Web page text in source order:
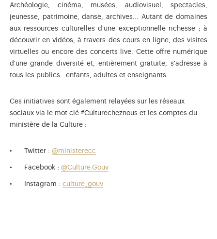
Archéologie, cinéma, musées, audiovisuel, spectacles,
jeunesse, patrimoine, danse, archives... Autant de domaines
aux ressources culturelles d'une exceptionnelle richesse ; à
découvrir en vidéos, à travers des cours en ligne, des visites
virtuelles ou encore des concerts live. Cette offre numérique
d'une grande diversité et, entièrement gratuite, s'adresse à
tous les publics : enfants, adultes et enseignants.
Ces initiatives sont également relayées sur les réseaux
sociaux via le mot clé #Culturecheznous et les comptes du
ministère de la Culture :
Twitter : @ministerecc
Facebook : @Culture.Gouv
Instagram : culture_gouv